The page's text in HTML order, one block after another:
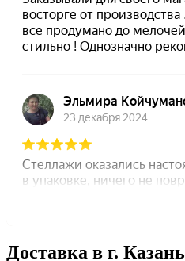
Доставка в г. Казань